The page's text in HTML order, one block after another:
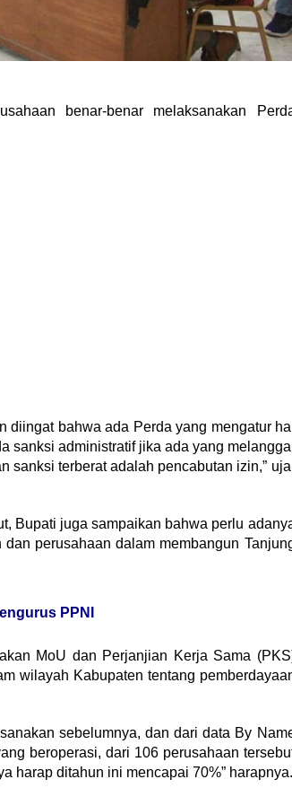
benar-benar melaksanakan
diingat bahwa ada Perda yang mengatur
sanksi administratif jika ada yang
sanksi terberat adalah pencabutan izin,”
Bupati juga sampaikan bahwa perlu
perusahaan dalam membangun
PPNI
MoU dan Perjanjian Kerja Sama
wilayah Kabupaten tentang
sebelumnya, dan dari data By
beroperasi, dari 106 perusahaan
harap ditahun ini mencapai 70%” harapnya.